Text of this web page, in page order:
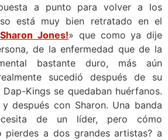
a punto para volver a los
está muy bien retratado en el
Jones!» que como ya dije
de la enfermedad que de la
bastante duro, más aún
sucedió después de su
Kings se quedaban huérfanos.
después con Sharon. Una banda
de un líder, pero cómo
pierdes a dos grandes artistas? a